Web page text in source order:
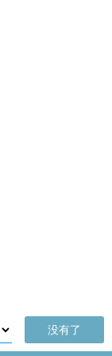
没有了